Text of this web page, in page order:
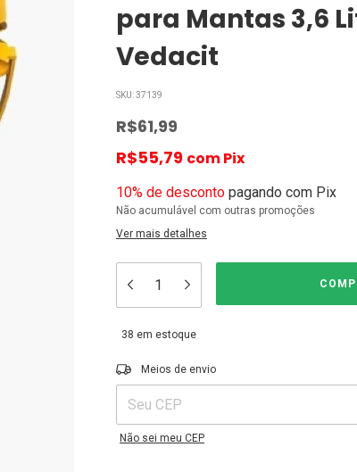
para Mantas 3,6
Vedacit
SKU:37139
R$61,99
R$55,79 comPix
10% de desconto pagando com Pix
Não acumulável com outras promoções
Ver mais detalhes
38 em estoque
Entregas para o CEP:
Meios de envio
Não sei meu CEP